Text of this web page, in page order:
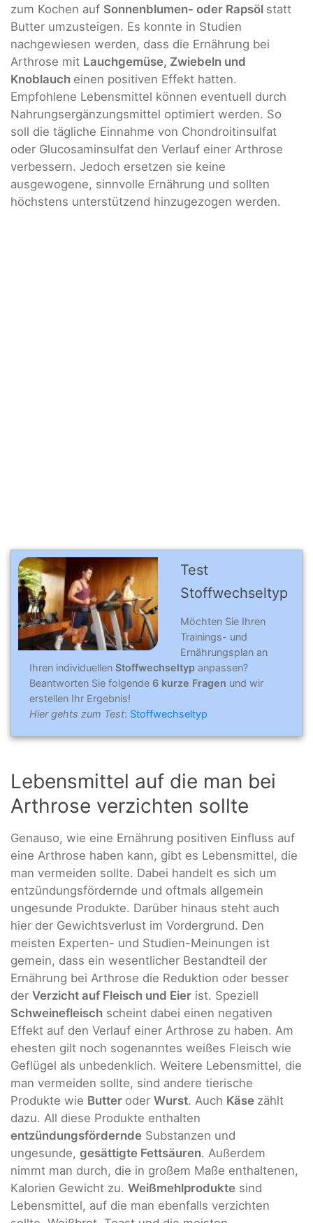
zum Kochen auf Sonnenblumen- oder Rapsöl statt
Butter umzusteigen. Es konnte in Studien
nachgewiesen werden, dass die Ernährung bei
Arthrose mit Lauchgemüse, Zwiebeln und
Knoblauch einen positiven Effekt hatten.
Empfohlene Lebensmittel können eventuell durch
Nahrungsergänzungsmittel optimiert werden. So
soll die tägliche Einnahme von Chondroitinsulfat
oder Glucosaminsulfat den Verlauf einer Arthrose
verbessern. Jedoch ersetzen sie keine
ausgewogene, sinnvolle Ernährung und sollten
höchstens unterstützend hinzugezogen werden.
Test
Stoffwechseltyp
Möchten Sie Ihren
Trainings- und
Ernährungsplan an
Ihren individuellen Stoffwechseltyp anpassen?
Beantworten Sie folgende 6 kurze Fragen und wir
erstellen Ihr Ergebnis!
Hier gehts zum Test: Stoffwechseltyp
Lebensmittel auf die man bei
Arthrose verzichten sollte
Genauso, wie eine Ernährung positiven Einfluss auf
eine Arthrose haben kann, gibt es Lebensmittel, die
man vermeiden sollte. Dabei handelt es sich um
entzündungsfördernde und oftmals allgemein
ungesunde Produkte. Darüber hinaus steht auch
hier der Gewichtsverlust im Vordergrund. Den
meisten Experten- und Studien-Meinungen ist
gemein, dass ein wesentlicher Bestandteil der
Ernährung bei Arthrose die Reduktion oder besser
der Verzicht auf Fleisch und Eier ist. Speziell
Schweinefleisch scheint dabei einen negativen
Effekt auf den Verlauf einer Arthrose zu haben. Am
ehesten gilt noch sogenanntes weißes Fleisch wie
Geflügel als unbedenklich. Weitere Lebensmittel, die
man vermeiden sollte, sind andere tierische
Produkte wie Butter oder Wurst. Auch Käse zählt
dazu. All diese Produkte enthalten
entzündungsfördernde Substanzen und
ungesunde, gesättigte Fettsäuren. Außerdem
nimmt man durch, die in großem Maße enthaltenen,
Kalorien Gewicht zu. Weißmehlprodukte sind
Lebensmittel, auf die man ebenfalls verzichten